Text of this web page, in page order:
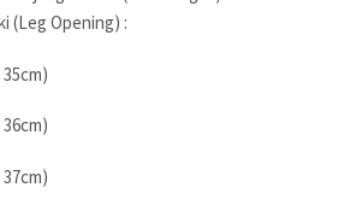
(Leg Opening) :
35cm)
36cm)
37cm)